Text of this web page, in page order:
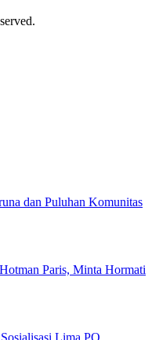
dan Puluhan Komunitas
Paris, Minta Hormati
Lima PO